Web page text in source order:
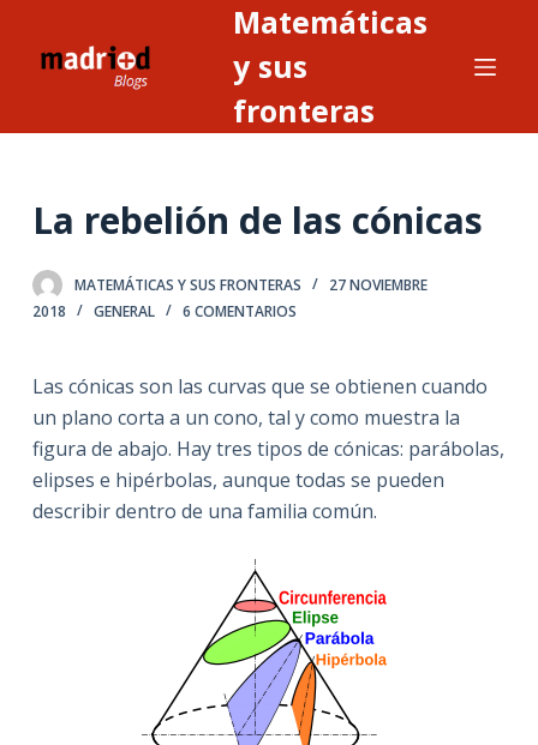
o
e
n
o
Matemáticas
y sus
fronteras
La rebelión de las cónicas
MATEMÁTICAS Y SUS FRONTERAS
27 NOVIEMBRE
2018
GENERAL 6 COMENTARIOS
Las cónicas son las curvas que se obtienen cuando
un plano corta a un cono, tal y como muestra la
figura de abajo. Hay tres tipos de cónicas: parábolas,
elipses e hipérbolas, aunque todas se pueden
describir dentro de una familia común.